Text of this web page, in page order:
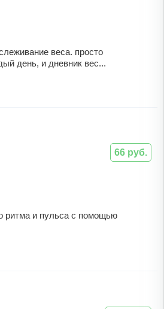
веса. просто
день, и дневник вес...
ритма и пульса с помощью
66 руб.